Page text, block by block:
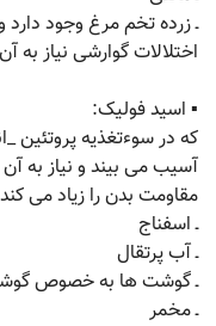
ـ زرده تخم مرغ وجود دارد
اختلالات گوارشی نیاز
▪ اسید فولیک:
که در سوءتغذیه پروتئین
آسیب می بیند و نیاز به
مقاومت بدن را زیاد می کند
ـ اسفناج
ـ آب پرتقال
ـ گوشت ها به خصوص
ـ مخمر